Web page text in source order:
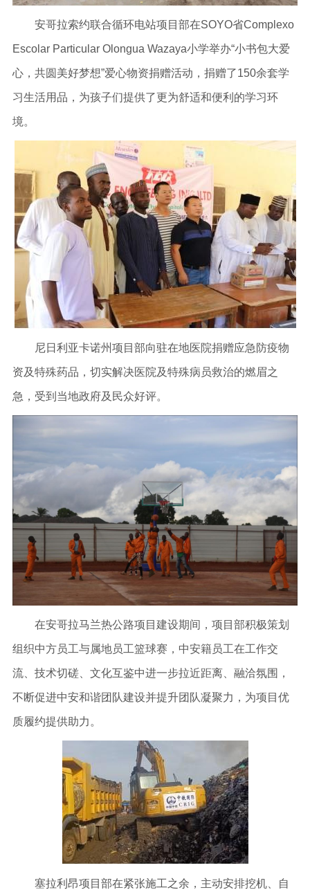
安哥拉索约联合循环电站项目部在SOYO省Complexo
Escolar Particular Olongua Wazaya小学举办“小书包大爱
心，共圆美好梦想”爱心物资捐赠活动，捐赠了150余套学
习生活用品，为孩子们提供了更为舒适和便利的学习环
境。
尼日利亚卡诺州项目部向驻在地医院捐赠应急防疫物
资及特殊药品，切实解决医院及特殊病员救治的燃眉之
急，受到当地政府及民众好评。
在安哥拉马兰热公路项目建设期间，项目部积极策划
组织中方员工与属地员工篮球赛，中安籍员工在工作交
流、技术切磋、文化互鉴中进一步拉近距离、融洽氛围，
不断促进中安和谐团队建设并提升团队凝聚力，为项目优
质履约提供助力。
塞拉利昂项目部在紧张施工之余，主动安排挖机、自